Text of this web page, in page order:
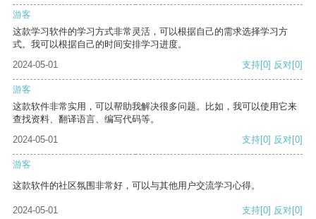
游客
这款学习软件的学习方式非常灵活，可以根据自己的需求选择学习方
式。我可以根据自己的时间安排学习进度。
2024-05-01
支持[0] 反对[0]
游客
这款软件非常实用，可以帮助我解决很多问题。比如，我可以使用它来
查找资料、翻译语言、编写代码等。
2024-05-01
支持[0] 反对[0]
游客
这款软件的社区氛围非常好，可以与其他用户交流学习心得。
2024-05-01 支持[0] 反对[0]